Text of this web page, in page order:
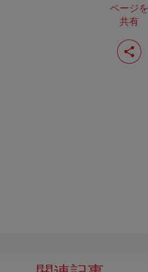
ページを
共有
ペ
ー
ジ